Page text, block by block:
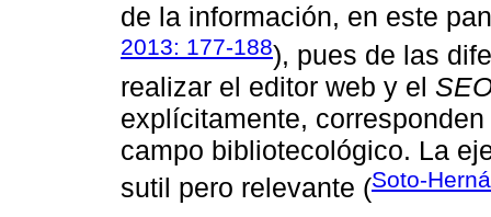
de la información, en este
2013: 177-188), pues de las
realizar el editor web y el
explícitamente,
campo bibliotecológico. La
sutil pero relevante (Soto-